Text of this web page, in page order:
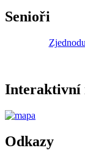
Senioři
Interaktivní
Odkazy